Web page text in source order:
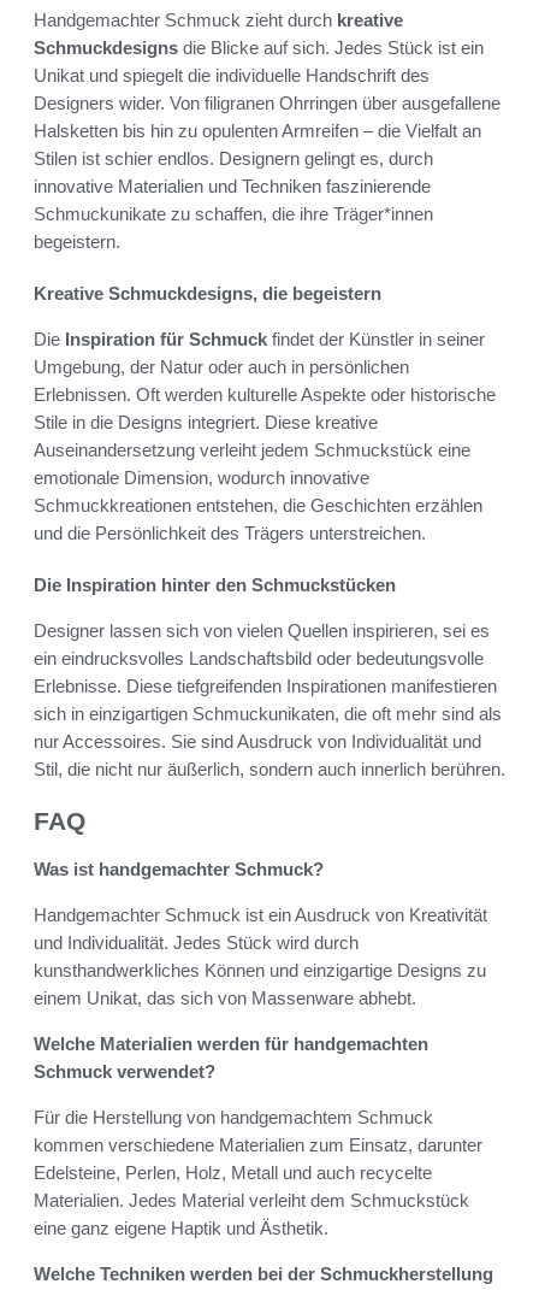
Handgemachter Schmuck zieht durch kreative
Schmuckdesigns die Blicke auf sich. Jedes Stück ist ein
Unikat und spiegelt die individuelle Handschrift des
Designers wider. Von filigranen Ohrringen über ausgefallene
Halsketten bis hin zu opulenten Armreifen – die Vielfalt an
Stilen ist schier endlos. Designern gelingt es, durch
innovative Materialien und Techniken faszinierende
Schmuckunikate zu schaffen, die ihre Träger*innen
begeistern.
Kreative Schmuckdesigns, die begeistern
Die Inspiration für Schmuck findet der Künstler in seiner
Umgebung, der Natur oder auch in persönlichen
Erlebnissen. Oft werden kulturelle Aspekte oder historische
Stile in die Designs integriert. Diese kreative
Auseinandersetzung verleiht jedem Schmuckstück eine
emotionale Dimension, wodurch innovative
Schmuckkreationen entstehen, die Geschichten erzählen
und die Persönlichkeit des Trägers unterstreichen.
Die Inspiration hinter den Schmuckstücken
Designer lassen sich von vielen Quellen inspirieren, sei es
ein eindrucksvolles Landschaftsbild oder bedeutungsvolle
Erlebnisse. Diese tiefgreifenden Inspirationen manifestieren
sich in einzigartigen Schmuckunikaten, die oft mehr sind als
nur Accessoires. Sie sind Ausdruck von Individualität und
Stil, die nicht nur äußerlich, sondern auch innerlich berühren.
FAQ
Was ist handgemachter Schmuck?
Handgemachter Schmuck ist ein Ausdruck von Kreativität
und Individualität. Jedes Stück wird durch
kunsthandwerkliches Können und einzigartige Designs zu
einem Unikat, das sich von Massenware abhebt.
Welche Materialien werden für handgemachten
Schmuck verwendet?
Für die Herstellung von handgemachtem Schmuck
kommen verschiedene Materialien zum Einsatz, darunter
Edelsteine, Perlen, Holz, Metall und auch recycelte
Materialien. Jedes Material verleiht dem Schmuckstück
eine ganz eigene Haptik und Ästhetik.
Welche Techniken werden bei der Schmuckherstellung